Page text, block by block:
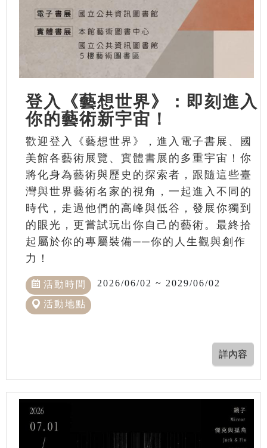
登入《藝想世界》：即刻進入
你的藝術新宇宙！
歡迎登入《藝想世界》，進入電子書展、國
美館各藝術展覽、實體書展的多重宇宙！你
將化身為藝術與歷史的探索者，跟隨這些臺
灣與世界藝術名家的視角，一起進入不同的
時代，走過他們的高峰與低谷，發展你獨到
的眼光，更嘗試玩出你自己的藝術。最終拾
起屬於你的專屬裝備──你的人生觀與創作
力！
活動時間 2026/06/02 ~ 2029/06/02
活動地點